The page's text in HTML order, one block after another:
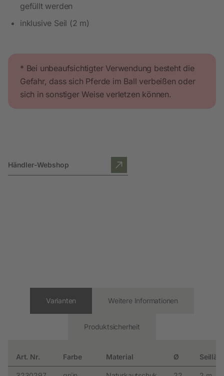
gefüllt werden
inklusive Seil (2 m)
* Bei unbeaufsichtigter Verwendung besteht die
Gefahr, dass sich Pferde im Ball verbeißen oder
sich in sonstiger Weise verletzen können.
Händler-Webshop
Varianten
Art. Nr. Farbe Material Ø
Weitere Informationen
Produktsicherheit